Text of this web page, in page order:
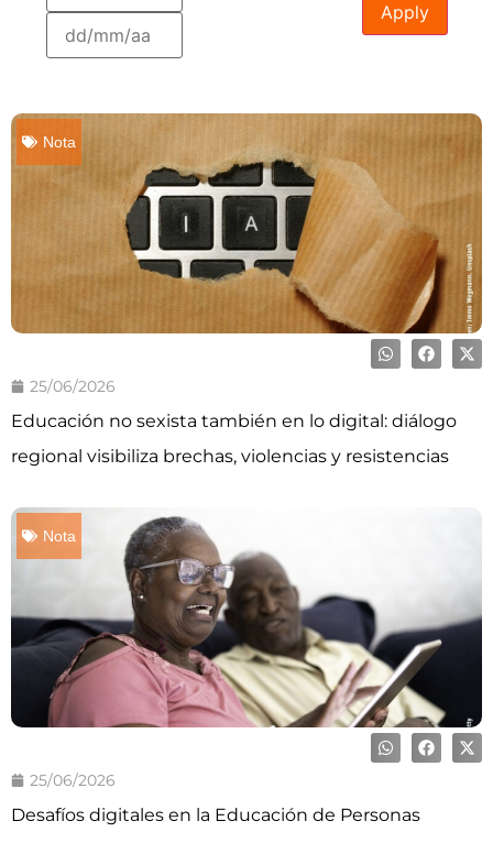
Apply
Nota
25/06/2026
Educación no sexista también en lo digital: diálogo
regional visibiliza brechas, violencias y resistencias
Nota
25/06/2026
Desafíos digitales en la Educación de Personas